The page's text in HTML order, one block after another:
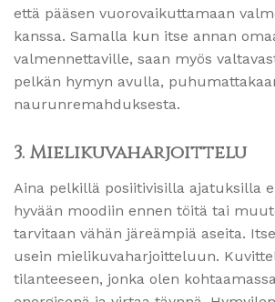
että pääsen vuorovaikuttamaan
kanssa. Samalla kun itse annan
valmennettaville, saan myös
pelkän hymyn avulla,
naurunremahduksesta.
3. Mielikuvaharjoittelu
Aina pelkillä posiitivisilla ajatuksilla
hyvään moodiin ennen töitä tai
tarvitaan vähän järeämpiä aseita.
usein mielikuvaharjoitteluun.
tilanteeseen, jonka olen